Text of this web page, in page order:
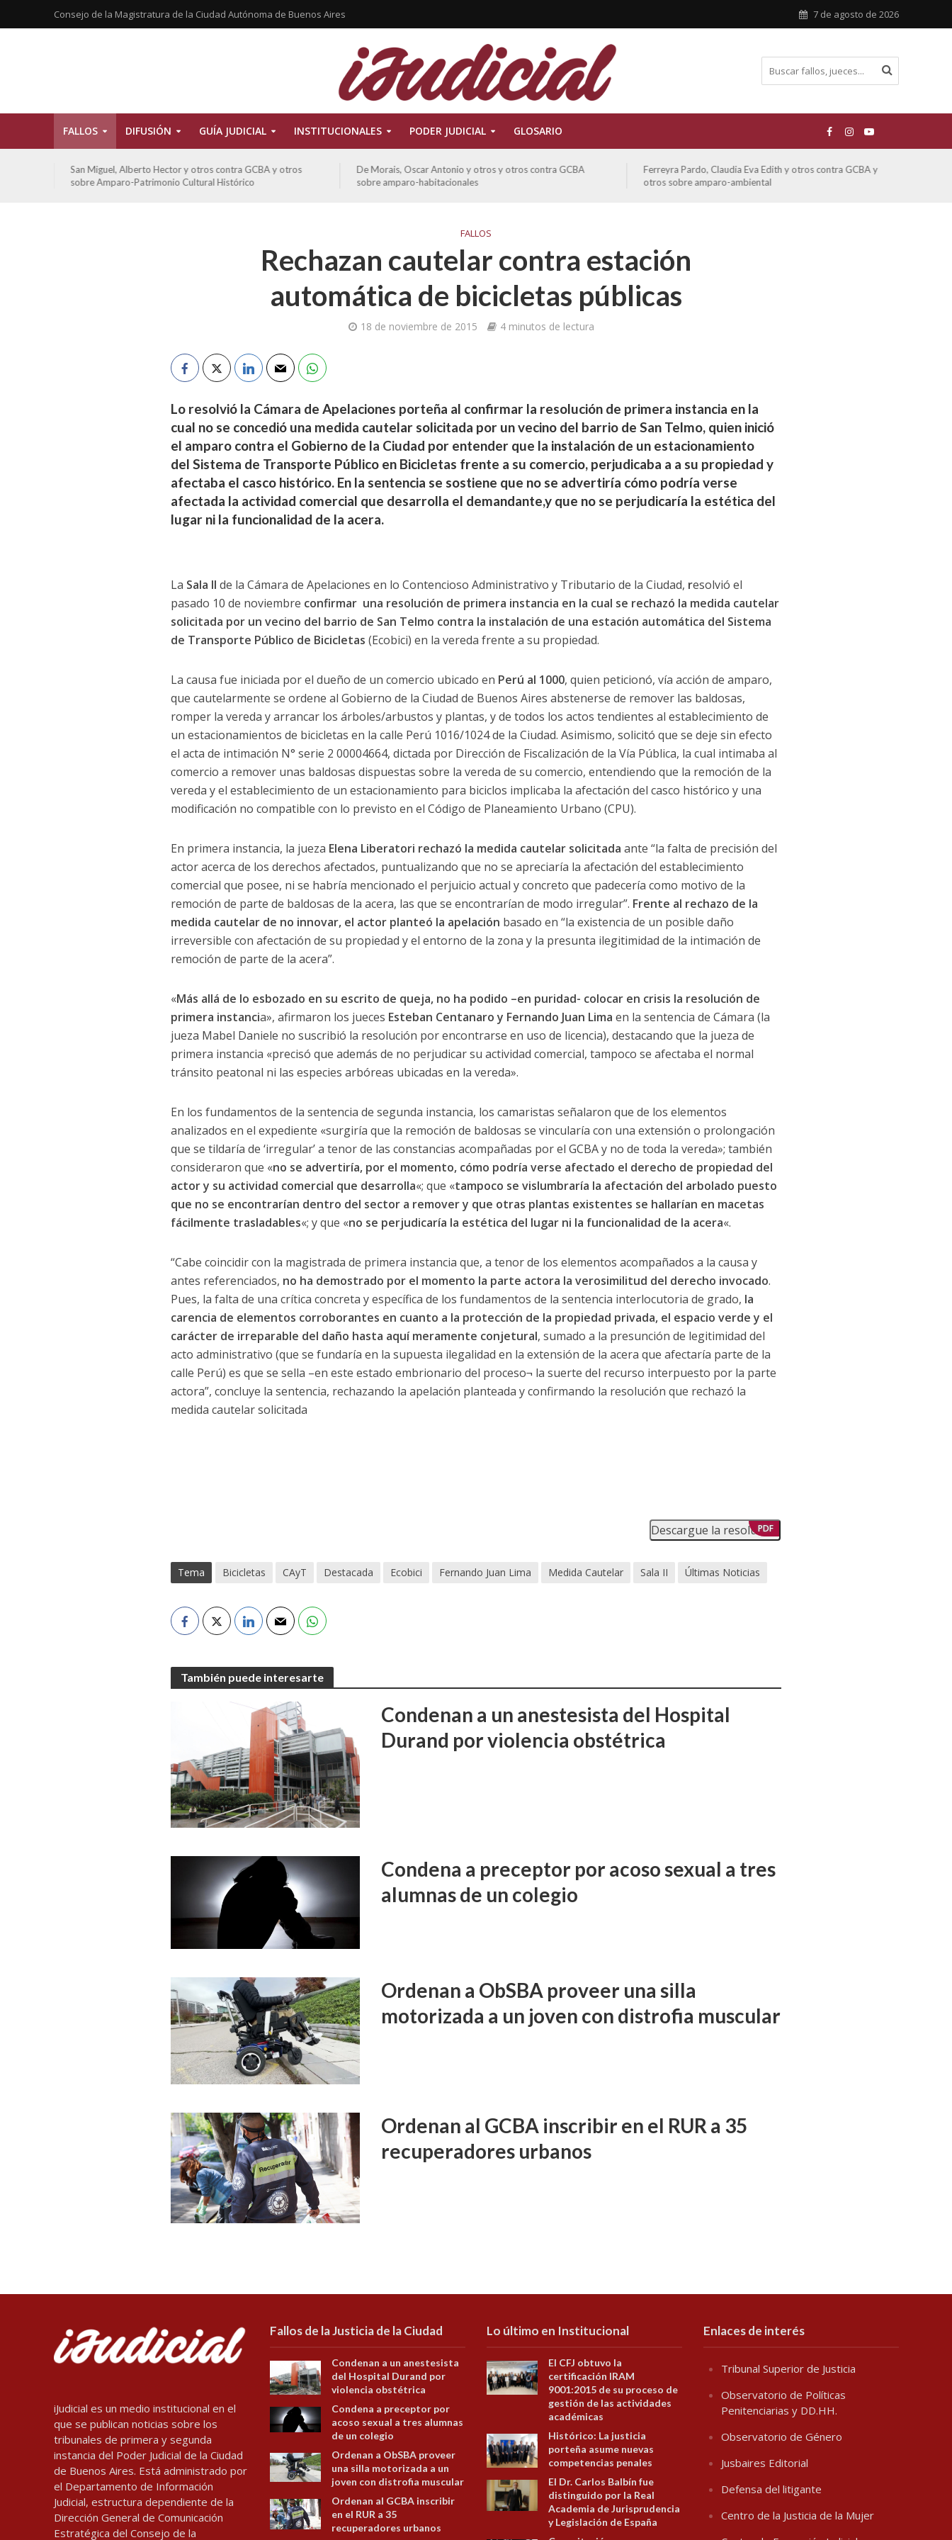
Consejo de la Magistratura de la Ciudad Autónoma de Buenos Aires 7 de agosto de 2026
FALLOS DIFUSIÓN GUÍA JUDICIAL INSTITUCIONALES PODER JUDICIAL GLOSARIO
San Miguel, Alberto Hector y otros contra GCBA y otros
sobre Amparo-Patrimonio Cultural Histórico
De Morais, Oscar Antonio y otros y otros contra GCBA
sobre amparo-habitacionales
Ferreyra Pardo, Claudia Eva Edith y otros contra GCBA y
otros sobre amparo-ambiental
FALLOS
Rechazan cautelar contra estación
automática de bicicletas públicas
18 de noviembre de 2015 4 minutos de lectura
Lo resolvió la Cámara de Apelaciones porteña al confirmar la resolución de primera instancia en la
cual no se concedió una medida cautelar solicitada por un vecino del barrio de San Telmo, quien inició
el amparo contra el Gobierno de la Ciudad por entender que la instalación de un estacionamiento
del Sistema de Transporte Público en Bicicletas frente a su comercio, perjudicaba a a su propiedad y
afectaba el casco histórico. En la sentencia se sostiene que no se advertiría cómo podría verse
afectada la actividad comercial que desarrolla el demandante,y que no se perjudicaría la estética del
lugar ni la funcionalidad de la acera.
La Sala II de la Cámara de Apelaciones en lo Contencioso Administrativo y Tributario de la Ciudad, resolvió el
pasado 10 de noviembre confirmar una resolución de primera instancia en la cual se rechazó la medida cautelar
solicitada por un vecino del barrio de San Telmo contra la instalación de una estación automática del Sistema
de Transporte Público de Bicicletas (Ecobici) en la vereda frente a su propiedad.
La causa fue iniciada por el dueño de un comercio ubicado en Perú al 1000, quien peticionó, vía acción de amparo,
que cautelarmente se ordene al Gobierno de la Ciudad de Buenos Aires abstenerse de remover las baldosas,
romper la vereda y arrancar los árboles/arbustos y plantas, y de todos los actos tendientes al establecimiento de
un estacionamientos de bicicletas en la calle Perú 1016/1024 de la Ciudad. Asimismo, solicitó que se deje sin efecto
el acta de intimación N° serie 2 00004664, dictada por Dirección de Fiscalización de la Vía Pública, la cual intimaba al
comercio a remover unas baldosas dispuestas sobre la vereda de su comercio, entendiendo que la remoción de la
vereda y el establecimiento de un estacionamiento para biciclos implicaba la afectación del casco histórico y una
modificación no compatible con lo previsto en el Código de Planeamiento Urbano (CPU).
En primera instancia, la jueza Elena Liberatori rechazó la medida cautelar solicitada ante “la falta de precisión del
actor acerca de los derechos afectados, puntualizando que no se apreciaría la afectación del establecimiento
comercial que posee, ni se habría mencionado el perjuicio actual y concreto que padecería como motivo de la
remoción de parte de baldosas de la acera, las que se encontrarían de modo irregular”. Frente al rechazo de la
medida cautelar de no innovar, el actor planteó la apelación basado en “la existencia de un posible daño
irreversible con afectación de su propiedad y el entorno de la zona y la presunta ilegitimidad de la intimación de
remoción de parte de la acera”.
«Más allá de lo esbozado en su escrito de queja, no ha podido –en puridad- colocar en crisis la resolución de
primera instancia», afirmaron los jueces Esteban Centanaro y Fernando Juan Lima en la sentencia de Cámara (la
jueza Mabel Daniele no suscribió la resolución por encontrarse en uso de licencia), destacando que la jueza de
primera instancia «precisó que además de no perjudicar su actividad comercial, tampoco se afectaba el normal
tránsito peatonal ni las especies arbóreas ubicadas en la vereda».
En los fundamentos de la sentencia de segunda instancia, los camaristas señalaron que de los elementos
analizados en el expediente «surgiría que la remoción de baldosas se vincularía con una extensión o prolongación
que se tildaría de ‘irregular’ a tenor de las constancias acompañadas por el GCBA y no de toda la vereda»; también
consideraron que «no se advertiría, por el momento, cómo podría verse afectado el derecho de propiedad del
actor y su actividad comercial que desarrolla«; que «tampoco se vislumbraría la afectación del arbolado puesto
que no se encontrarían dentro del sector a remover y que otras plantas existentes se hallarían en macetas
fácilmente trasladables«; y que «no se perjudicaría la estética del lugar ni la funcionalidad de la acera«.
“Cabe coincidir con la magistrada de primera instancia que, a tenor de los elementos acompañados a la causa y
antes referenciados, no ha demostrado por el momento la parte actora la verosimilitud del derecho invocado.
Pues, la falta de una crítica concreta y específica de los fundamentos de la sentencia interlocutoria de grado, la
carencia de elementos corroborantes en cuanto a la protección de la propiedad privada, el espacio verde y el
carácter de irreparable del daño hasta aquí meramente conjetural, sumado a la presunción de legitimidad del
acto administrativo (que se fundaría en la supuesta ilegalidad en la extensión de la acera que afectaría parte de la
calle Perú) es que se sella –en este estado embrionario del proceso¬ la suerte del recurso interpuesto por la parte
actora”, concluye la sentencia, rechazando la apelación planteada y confirmando la resolución que rechazó la
medida cautelar solicitada
Descargue la resolución
PDF
Tema Bicicletas CAyT Destacada Ecobici Fernando Juan Lima Medida Cautelar Sala II Últimas Noticias
También puede interesarte
Condenan a un anestesista del Hospital
Durand por violencia obstétrica
Condena a preceptor por acoso sexual a tres
alumnas de un colegio
Ordenan a ObSBA proveer una silla
motorizada a un joven con distrofia muscular
Ordenan al GCBA inscribir en el RUR a 35
recuperadores urbanos
iJudicial es un medio institucional en el
que se publican noticias sobre los
tribunales de primera y segunda
instancia del Poder Judicial de la Ciudad
de Buenos Aires. Está administrado por
el Departamento de Información
Judicial, estructura dependiente de la
Dirección General de Comunicación
Estratégica del Consejo de la
Fallos de la Justicia de la Ciudad
Condenan a un anestesista
del Hospital Durand por
violencia obstétrica
Condena a preceptor por
acoso sexual a tres alumnas
de un colegio
Ordenan a ObSBA proveer
una silla motorizada a un
joven con distrofia muscular
Ordenan al GCBA inscribir
en el RUR a 35
recuperadores urbanos
Lo último en Institucional
El CFJ obtuvo la
certificación IRAM
9001:2015 de su proceso de
gestión de las actividades
académicas
Histórico: La justicia
porteña asume nuevas
competencias penales
El Dr. Carlos Balbín fue
distinguido por la Real
Academia de Jurisprudencia
y Legislación de España
Enlaces de interés
Tribunal Superior de Justicia
Observatorio de Políticas
Penitenciarias y DD.HH.
Observatorio de Género
Jusbaires Editorial
Defensa del litigante
Centro de la Justicia de la Mujer